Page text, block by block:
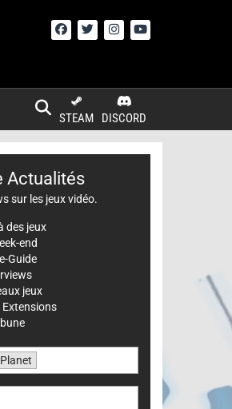
DISCORD
STEAM
Actualités
sur les jeux vidéo.
des jeux
end
Guide
jeux
Extensions